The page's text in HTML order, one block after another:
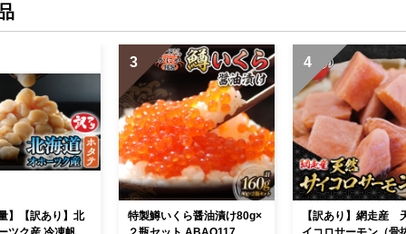
】【訳あり】北
3
特製鱒いくら醤油漬け80g×
4
【訳あり】網走産